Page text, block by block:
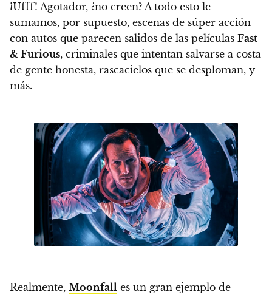
¡Ufff! Agotador, ¿no creen? A todo esto le
sumamos, por supuesto, escenas de súper acción
con autos que parecen salidos de las películas Fast
& Furious, criminales que intentan salvarse a costa
de gente honesta, rascacielos que se desploman, y
más.
Realmente, Moonfall es un gran ejemplo de